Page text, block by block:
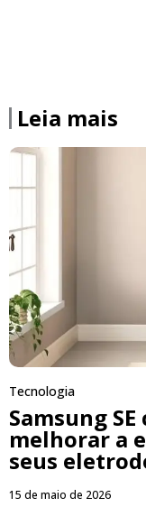
Leia mais
Tecnologia
Samsung
melhorar a
seus
15 de maio de 2026